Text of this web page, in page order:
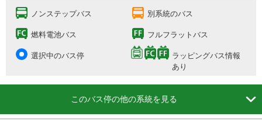
ノンステップバス 別系統のバス
燃料電池バス フルフラットバス
選択中のバス停
ラッピングバス情報
あり
このバス停の他の系統を見る 